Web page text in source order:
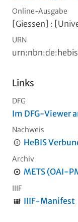
Online-Ausgabe
[Giessen] :
URN
Links
DFG
Im DFG-Viewer
Nachweis
HeBIS
Archiv
METS (OAI-
IIIF
IIIF-Manifest